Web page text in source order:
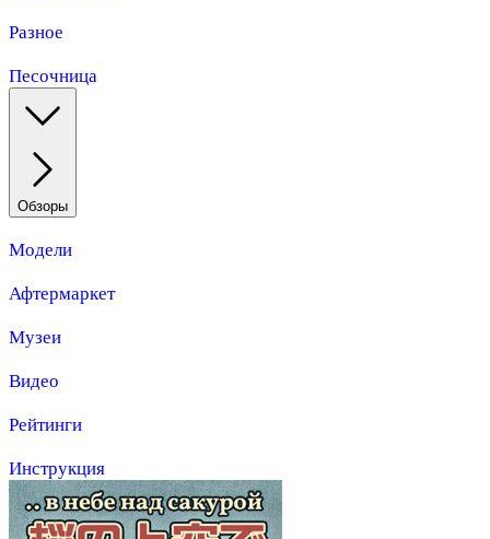
Разное
Песочница
Обзоры
Модели
Афтермаркет
Музеи
Видео
Рейтинги
Инструкция